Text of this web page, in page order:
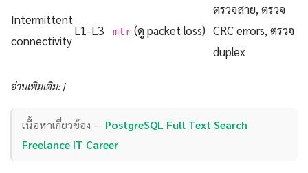
Intermittent
connectivity
L1-L3 mtr (ดู packet loss)
ตรวจสาย, ตรวจ
CRC errors, ตรวจ
duplex
อ่านเพิ่มเติม: |
เนื้อหาเกี่ยวข้อง — PostgreSQL Full Text Search
Freelance IT Career